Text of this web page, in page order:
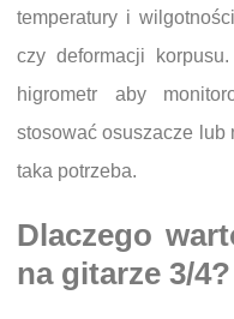
temperatury i
czy deformacji
higrometr aby
stosować osuszacze
taka potrzeba.
Dlaczego
na gitarze 3/4?